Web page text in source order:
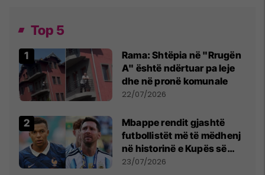
Top 5
Rama: Shtëpia në "Rrugën
A" është ndërtuar pa leje
dhe në pronë komunale
22/07/2026
Mbappe rendit gjashtë
futbollistët më të mëdhenj
në historinë e Kupës së
Botës, Messi mbetet i dyti
23/07/2026